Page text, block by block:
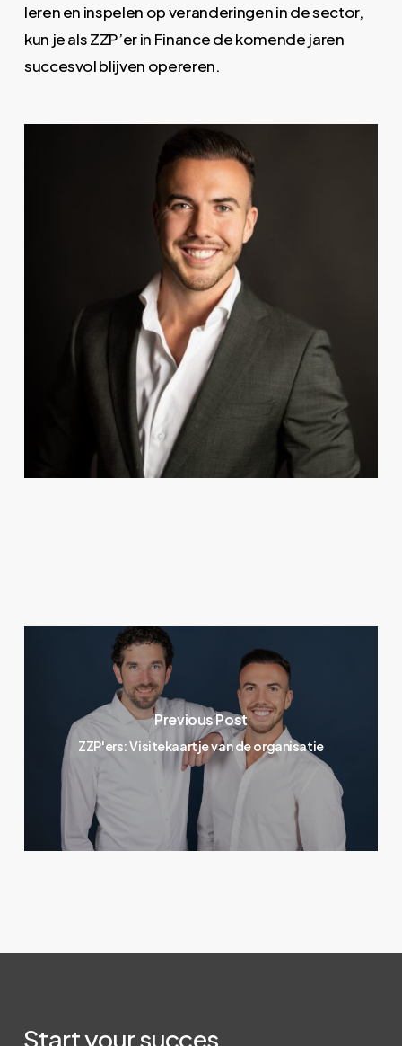
leren en inspelen op veranderingen in de sector,
kun je als ZZP’er in Finance de komende jaren
succesvol blijven opereren.
Previous Post
ZZP'ers: Visitekaartje van de organisatie
Startyoursucces